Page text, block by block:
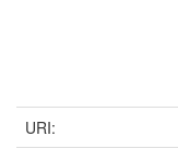
URI: